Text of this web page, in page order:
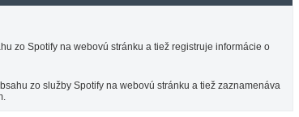
zo Spotify na webovú stránku a tiež registruje informácie o
zo služby Spotify na webovú stránku a tiež zaznamenáva